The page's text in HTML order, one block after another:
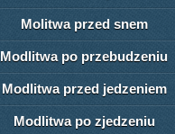
Molitwa przed snem
Modlitwa po przebudzeniu
Modlitwa przed jedzeniem
Modlitwa po zjedzeniu